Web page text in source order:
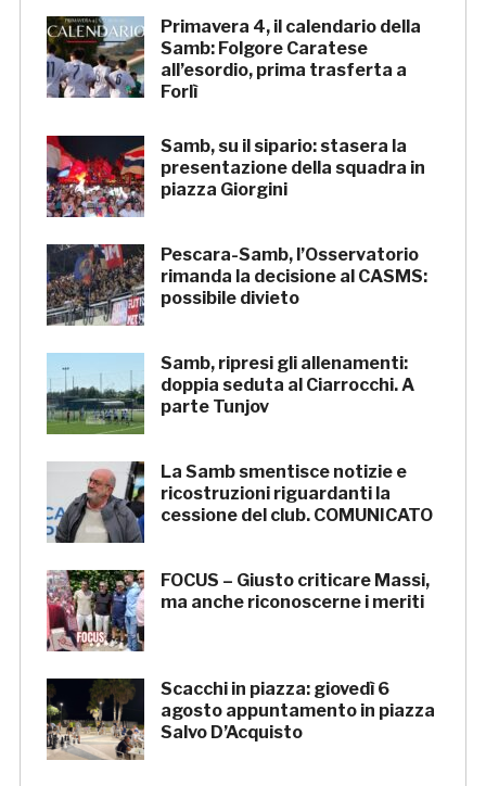
Primavera 4, il calendario della
Samb: Folgore Caratese
all’esordio, prima trasferta a
Forlì
Samb, su il sipario: stasera la
presentazione della squadra in
piazza Giorgini
Pescara-Samb, l’Osservatorio
rimanda la decisione al CASMS:
possibile divieto
Samb, ripresi gli allenamenti:
doppia seduta al Ciarrocchi. A
parte Tunjov
La Samb smentisce notizie e
ricostruzioni riguardanti la
cessione del club. COMUNICATO
FOCUS – Giusto criticare Massi,
ma anche riconoscerne i meriti
Scacchi in piazza: giovedì 6
agosto appuntamento in piazza
Salvo D’Acquisto